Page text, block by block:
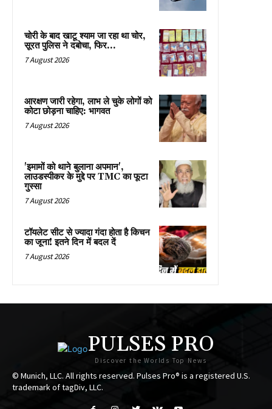
चोरी के बाद खाटू श्याम जा रहा था चोर,
सूरत पुलिस ने दबोचा, फिर…
7 August 2026
आरक्षण जारी रहेगा, लाभ ले चुके लोगों को
कोटा छोड़ना चाहिए: भागवत
7 August 2026
'इमामों को थाने बुलाना अपमान',
लाउडस्पीकर के मुद्दे पर TMC का फूटा
गुस्सा
7 August 2026
टॉयलेट सीट से ज्यादा गंदा होता है किचन
का जूना! इतने दिन में बदल दें
7 August 2026
PULSES PRO
Discover the Worlds Top News
© Munich, LLC. All rights reserved. Pulses Pro® is a registered U.S.
trademark of tagDiv, LLC.